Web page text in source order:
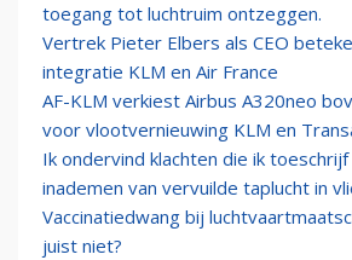
toegang tot luchtruim ontzeggen.
Vertrek Pieter Elbers als CEO
integratie KLM en Air France
AF-KLM verkiest Airbus A320neo
voor vlootvernieuwing KLM en
Ik ondervind klachten die ik
inademen van vervuilde taplucht in
Vaccinatiedwang bij
juist niet?